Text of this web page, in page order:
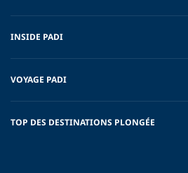
INSIDE PADI
VOYAGE PADI
TOP DES DESTINATIONS PLONGÉE